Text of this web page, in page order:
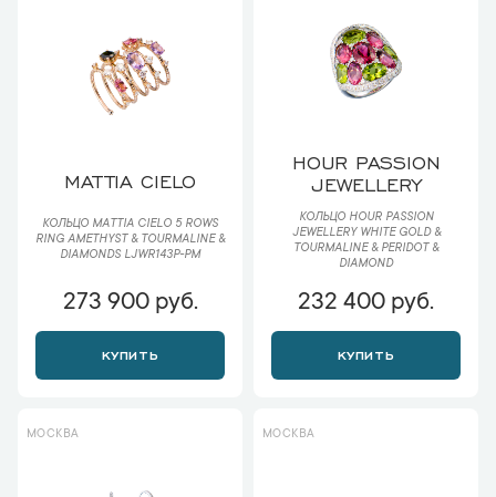
MATTIA CIELO
КОЛЬЦО MATTIA CIELO 5 ROWS
RING AMETHYST & TOURMALINE &
DIAMONDS LJWR143P-PM
273 900 руб.
КУПИТЬ
HOUR PASSION
JEWELLERY
КОЛЬЦО HOUR PASSION
JEWELLERY WHITE GOLD &
TOURMALINE & PERIDOT &
DIAMOND
232 400 руб.
КУПИТЬ
МОСКВА МОСКВА